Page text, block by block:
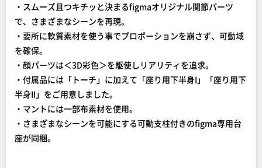
・スムーズ且つキチッと決まるfigmaオリジナル関節パーツ
で、さまざまなシーンを再現。
・要所に軟質素材を使う事でプロポーションを崩さず、可動域
を確保。
・顔パーツは＜3D彩色＞を駆使しリアリティを追求。
・付属品には「トーチ」に加えて「座り用下半身I」「座り用下
半身II」をご用意しました。
・マントには一部布素材を使用。
・さまざまなシーンを可能にする可動支柱付きのfigma専用台
座が同梱。